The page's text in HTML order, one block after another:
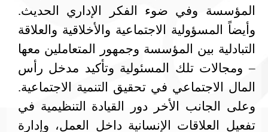
المؤسسة وفي ضوء الفكر الإداري الحديث.
وأيضاً المسؤولية الاجتماعية والأخلاقية والعلاقة
التبادلية بين المؤسسة وجمهور المتعاملين معها
– ومجالات تلك المسئولية وتأكيد مدخل رأس
المال الاجتماعي في تحقيق التنمية الاجتماعية.
وعلى الجانب الأخر دور القيادة التنظيمية في
تفعيل العلاقات الإنسانية داخل العمل، وإدارة